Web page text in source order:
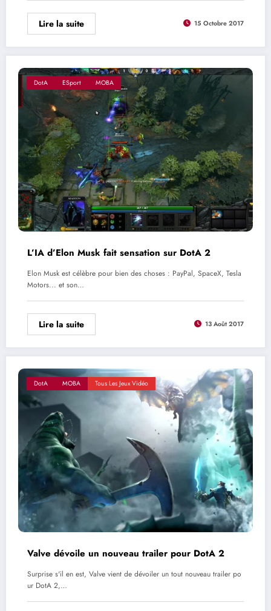
Lire la suite 15 Octobre 2017
DotA ESport MOBA
L’IA d’Elon Musk fait sensation sur DotA 2
Elon Musk est célèbre pour bien des choses : PayPal, SpaceX, Tesla
Motors... et son…
Lire la suite 13 Août 2017
DotA MOBA Tous Les Jeux Vidéo
Valve dévoile un nouveau trailer pour DotA 2
Surprise s'il en est, Valve vient de dévoiler un tout nouveau trailer po
ur DotA 2,…